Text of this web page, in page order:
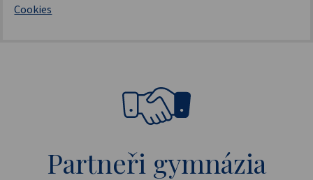
Cookies
Partneři gymnázia